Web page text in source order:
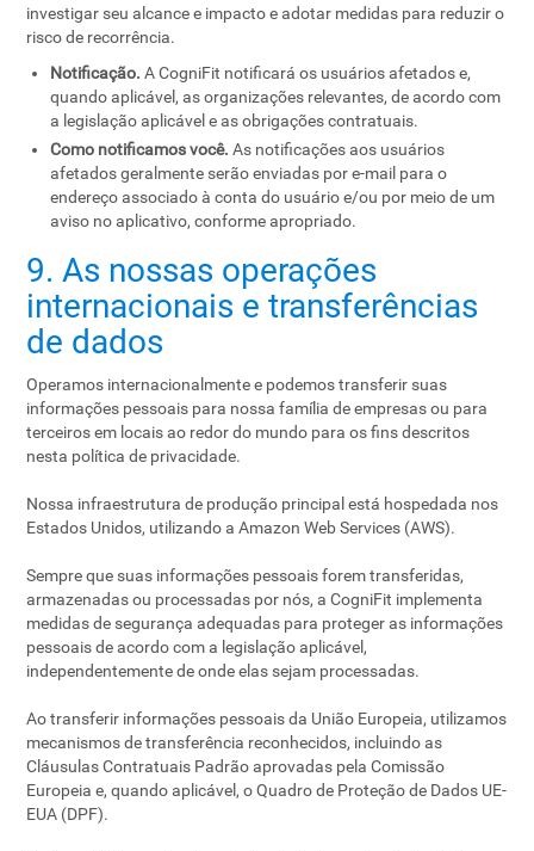
investigar seu alcance e impacto e adotar medidas para reduzir o
risco de recorrência.
Notificação. A CogniFit notificará os usuários afetados e,
quando aplicável, as organizações relevantes, de acordo com
a legislação aplicável e as obrigações contratuais.
Como notificamos você. As notificações aos usuários
afetados geralmente serão enviadas por e-mail para o
endereço associado à conta do usuário e/ou por meio de um
aviso no aplicativo, conforme apropriado.
9. As nossas operações
internacionais e transferências
de dados
Operamos internacionalmente e podemos transferir suas
informações pessoais para nossa família de empresas ou para
terceiros em locais ao redor do mundo para os fins descritos
nesta política de privacidade.
Nossa infraestrutura de produção principal está hospedada nos
Estados Unidos, utilizando a Amazon Web Services (AWS).
Sempre que suas informações pessoais forem transferidas,
armazenadas ou processadas por nós, a CogniFit implementa
medidas de segurança adequadas para proteger as informações
pessoais de acordo com a legislação aplicável,
independentemente de onde elas sejam processadas.
Ao transferir informações pessoais da União Europeia, utilizamos
mecanismos de transferência reconhecidos, incluindo as
Cláusulas Contratuais Padrão aprovadas pela Comissão
Europeia e, quando aplicável, o Quadro de Proteção de Dados UE-
EUA (DPF).